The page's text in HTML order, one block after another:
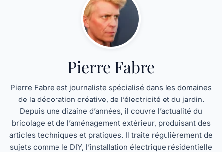
Pierre Fabre
Pierre Fabre est journaliste spécialisé dans les domaines
de la décoration créative, de l’électricité et du jardin.
Depuis une dizaine d’années, il couvre l’actualité du
bricolage et de l’aménagement extérieur, produisant des
articles techniques et pratiques. Il traite régulièrement de
sujets comme le DIY, l’installation électrique résidentielle